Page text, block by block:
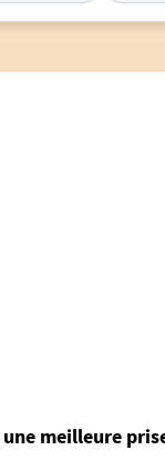
meilleure